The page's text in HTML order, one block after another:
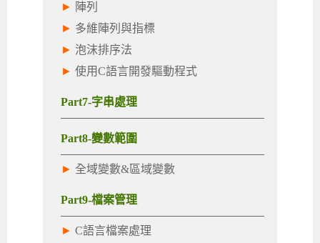
► 陣列
► 多維陣列與指標
► 泡沫排序法
► 使用C語言開發驅動程式
Part7-字串處理
Part8-變數範圍
► 全域變數&區域變數
Part9-檔案管理
► C語言檔案處理